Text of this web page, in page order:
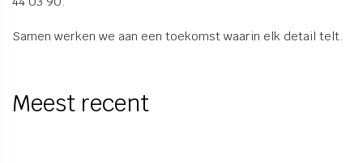
Samen werken we aan een toekomst waarin elk detail telt.
Meest recent